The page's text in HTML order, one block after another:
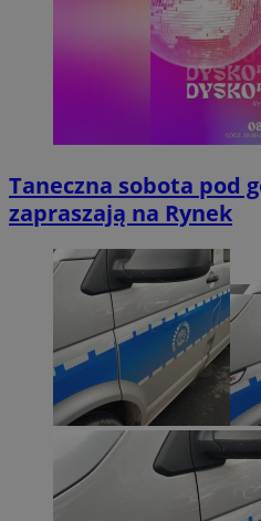
Taneczna sobota pod
zapraszają na Rynek